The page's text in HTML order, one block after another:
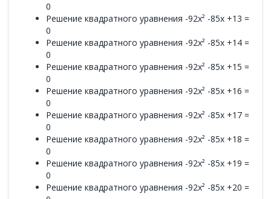
0
Решение квадратного уравнения -92x² -85x +13 =
0
Решение квадратного уравнения -92x² -85x +14 =
0
Решение квадратного уравнения -92x² -85x +15 =
0
Решение квадратного уравнения -92x² -85x +16 =
0
Решение квадратного уравнения -92x² -85x +17 =
0
Решение квадратного уравнения -92x² -85x +18 =
0
Решение квадратного уравнения -92x² -85x +19 =
0
Решение квадратного уравнения -92x² -85x +20 =